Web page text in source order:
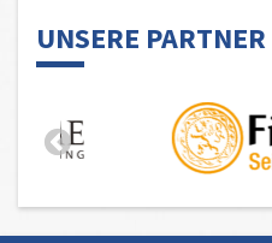
UNSERE PARTNER